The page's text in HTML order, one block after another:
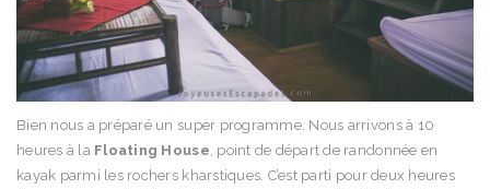
Bien nous a préparé un super programme. Nous arrivons à 10
heures à la Floating House , point de départ de randonnée en
kayak parmi les rochers kharstiques. C’est parti pour deux heures